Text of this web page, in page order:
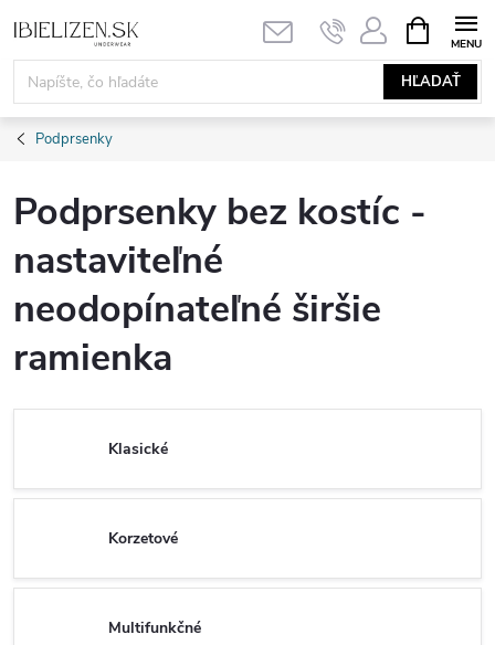
na
obsah
HĽADAŤ
KOŠÍK
Podprsenky
Podprsenky bez kostíc -
nastaviteľné
neodopínateľné širšie
ramienka
Klasické
Korzetové
Multifunkčné